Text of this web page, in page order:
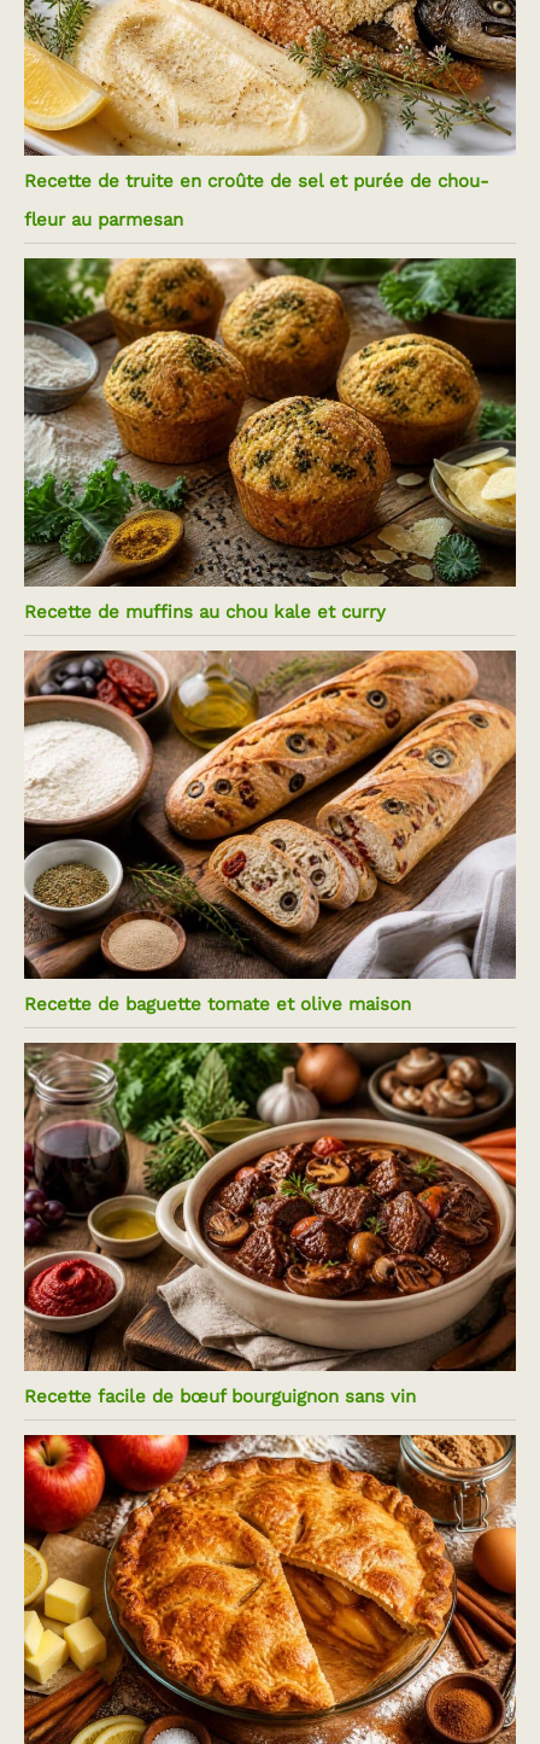
Recette de truite en croûte de sel et purée de chou-
fleur au parmesan
Recette de muffins au chou kale et curry
Recette de baguette tomate et olive maison
Recette facile de bœuf bourguignon sans vin